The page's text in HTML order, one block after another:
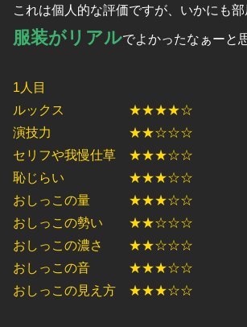
これは個人的な評価ですが、いかにも
服装がリアルでよかったなぁーと
1人目
ルックス ★★★★☆
演技力 ★★☆☆☆
セリフや我慢仕草 ★★★☆☆
恥じらい ★★★☆☆
おしっこの量 ★★★☆☆
おしっこの勢い ★★☆☆☆
おしっこの濃さ ★★☆☆☆
おしっこの音 ★★★☆☆
おしっこの見え方 ★★★☆☆